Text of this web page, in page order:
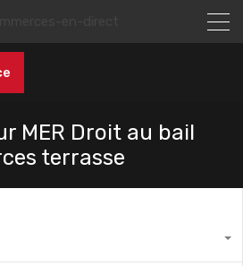
MER Droit au bail
terrasse